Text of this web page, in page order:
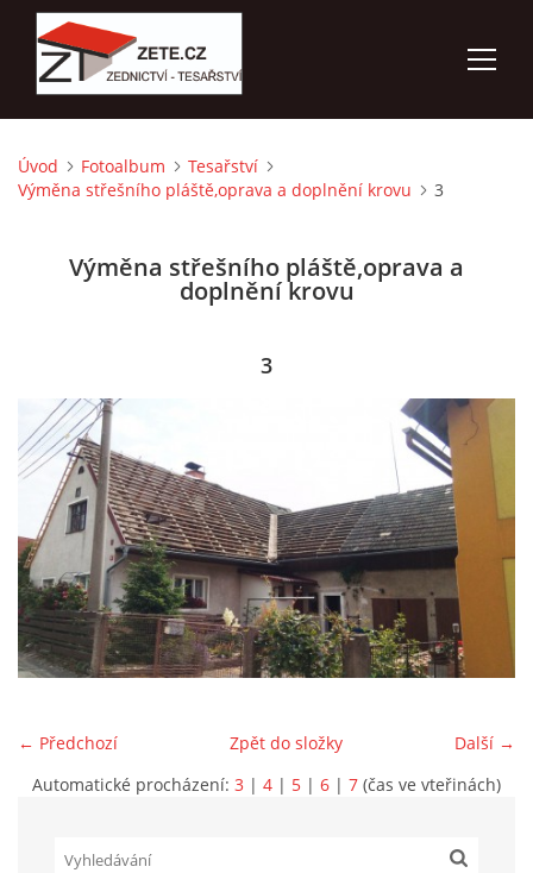
ÚVOD
3D VIZUALIZACE
Marek Petruželka
Studýnka 131
Hronov
549 46
zete@zete.cz
Úvod Fotoalbum
Tesařství
Výměna střešního pláště,oprava a doplnění krovu
3
Výměna střešního pláště,oprava a
doplnění krovu
3
← Předchozí Další →
Zpět do složky
Automatické procházení: 3 | 4 | 5 | 6 | 7 (čas ve vteřinách)